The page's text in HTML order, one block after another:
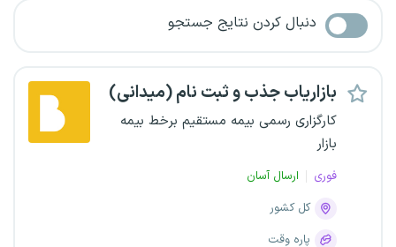
دنبال کردن نتایج جستجو
بازاریاب جذب و ثبت نام (میدانی)
کارگزاری رسمی بیمه مستقیم برخط بیمه
بازار
فوری
ارسال آسان
کل کشور
پاره وقت